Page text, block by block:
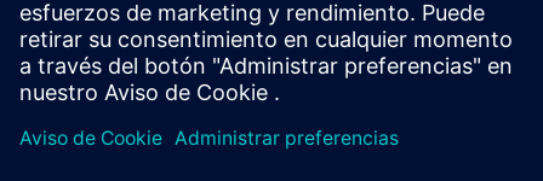
MindConnect en fu...
Más información